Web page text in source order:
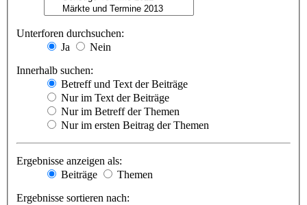
Unterforen durchsuchen:
Ja
Nein
Innerhalb suchen:
Betreff und Text der Beiträge
Nur im Text der Beiträge
Nur im Betreff der Themen
Nur im ersten Beitrag der Themen
Ergebnisse anzeigen als:
Beiträge
Themen
Ergebnisse sortieren nach: